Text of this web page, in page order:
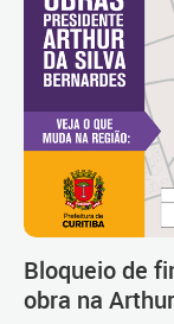
Bloqueio de
obra na